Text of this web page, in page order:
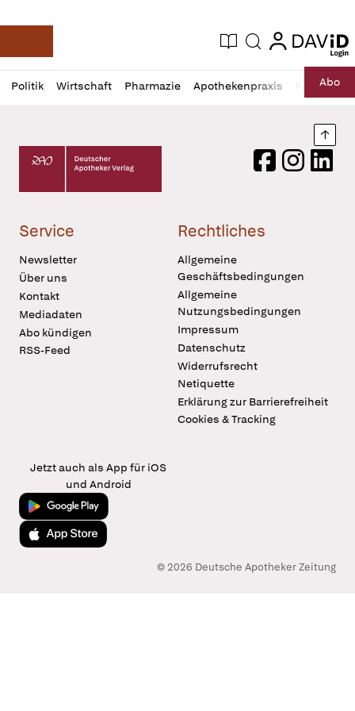
Deutsche Apotheker Zeitung
Aktuelle Ausgabe
Suche login
login
Politik Wirtschaft Pharmazie Apothekenpraxis RechtAbo
Profil
öffnen
Daz
Pur
Deutscher Apotheker Verlag Logo
FacebookInstagram
Service
Newsletter
Über uns
Kontakt
Mediadaten
Abo kündigen
RSS-Feed
Rechtliches
Allgemeine
Geschäftsbedingungen
Allgemeine
Nutzungsbedingungen
Impressum
Datenschutz
Widerrufsrecht
Netiquette
Erklärung zur Barrierefreiheit
Cookies & Tracking
Jetzt auch als App für iOS
und Android
Jetzt bei Google Play
Laden im App Store
© 2026 Deutsche Apotheker Zeitung